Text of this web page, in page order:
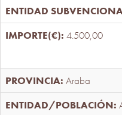
4.500,00
Araba